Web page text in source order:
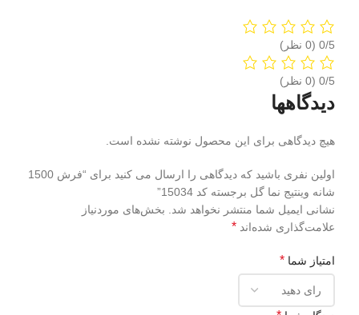
‫0/5
‫0/5
دیدگاهها
هیچ دیدگاهی برای این محصول نوشته نشده است.
اولین نفری باشید که دیدگاهی را ارسال می کنید برای “فرش 1500
شانه وینتیج نما گل برجسته کد 15034”
نشانی ایمیل شما منتشر نخواهد شد.
بخش‌های موردنیاز
علامت‌گذاری شده‌اند *
امتیاز شما *